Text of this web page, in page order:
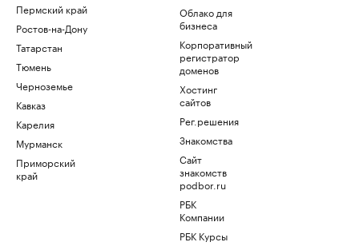
Пермский край
Ростов-на-Дону
Татарстан
Тюмень
Черноземье
Кавказ
Карелия
Мурманск
Приморский
край
Облако для
бизнеса
Корпоративный
регистратор
доменов
Хостинг
сайтов
Рег.решения
Знакомства
Сайт
знакомств
podbor.ru
РБК
Компании
РБК Курсы